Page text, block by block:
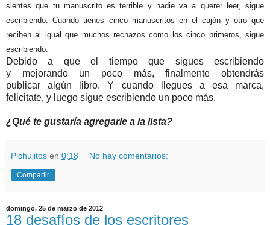
sientes que tu manuscrito es terrible y nadie va a querer leer, sigue
escribiendo. Cuando tienes cinco manuscritos en el cajón y otro que
reciben al igual que muchos rechazos como los cinco primeros, sigue
escribiendo.
Debido a que el tiempo que sigues escribiendo
y mejorando un poco más, finalmente obtendrás
publicar algún libro. Y cuando llegues a esa marca,
felicitate, y luego sigue escribiendo un poco más.
¿Qué te gustaría agregarle a la lista?
Pichujitos en 0:18 No hay comentarios:
Compartir
domingo, 25 de marzo de 2012
18 desafíos de los escritores